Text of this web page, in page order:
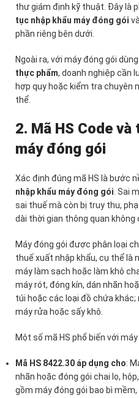
thư giám định kỹ thuật. Đây là
tục nhập khẩu máy đóng gói
phần riêng bên dưới.
Ngoài ra, với máy đóng gói
thực phẩm, doanh nghiệp cần
hợp quy hoặc kiểm tra chuyên
thể.
2. Mã HS Code và
máy đóng gói
Xác định đúng mã HS là bước
nhập khẩu máy đóng gói . Sai
sai thuế mà còn bị truy thu,
dài thời gian thông quan không
Máy đóng gói được phân loại
thuế xuất nhập khẩu, cụ thể là
máy làm sạch hoặc làm khô
máy rót, đóng kín, dán nhãn
túi hoặc các loại đồ chứa khác;
máy rửa hoặc sấy khô.
Một số mã HS phổ biến với
Mã HS 8422.30 áp dụng cho:
nhãn hoặc đóng gói chai lọ,
gồm máy đóng gói bao bì